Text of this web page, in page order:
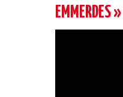
EMMERDES »